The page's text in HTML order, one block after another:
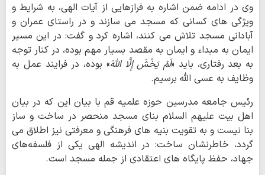
وی در ادامه ضمن اشاره به فرازهایی از آیات الهی، به شرایط و
ویژگی های کسانی که مسجد می سازند و در راستای عمران و
آبادانی مسجد تلاش می کنند، اشاره کرد و گفت: در این مسیر
ایمان به مبداء و ایمان به مقصد بسیار مهم بوده، در کنار توجه
به بعد رفتاری، باید «لَمْ یَخْشَ إِلَّا اللَّهَ» بوده، در فرایند عمل به
وظایف به عسی الله برسیم.
رئیس جامعه مدرسین حوزه علمیه قم با بیان این که در بیان
اهل بیت علیهم السلام بنای مسجد منحصر در ساخت و ساز
بنا نیست و به تقویت بنیه های فرهنگی و معرفتی نیز اطلاق می
گردد، خاطرنشان ساخت: در اندیشه الهی یکی از فلسفه‌های
جهاد، حفظ پایگاه های اعتقادی از جمله مسجد است.